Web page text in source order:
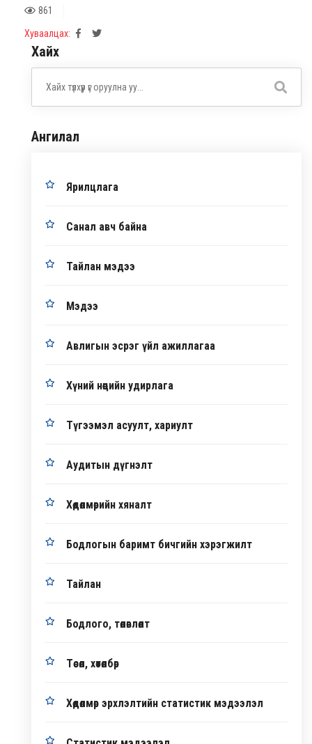
861
Хуваалцах:
Хайх
Ангилал
Ярилцлага
Санал авч байна
Тайлан мэдээ
Мэдээ
Авлигын эсрэг үйл ажиллагаа
Хүний нөөцийн удирлага
Түгээмэл асуулт, хариулт
Аудитын дүгнэлт
Хөдөлмөрийн хяналт
Бодлогын баримт бичгийн хэрэгжилт
Тайлан
Бодлого, төлөвлөлт
Төсөл, хөтөлбөр
Хөдөлмөр эрхлэлтийн статистик мэдээлэл